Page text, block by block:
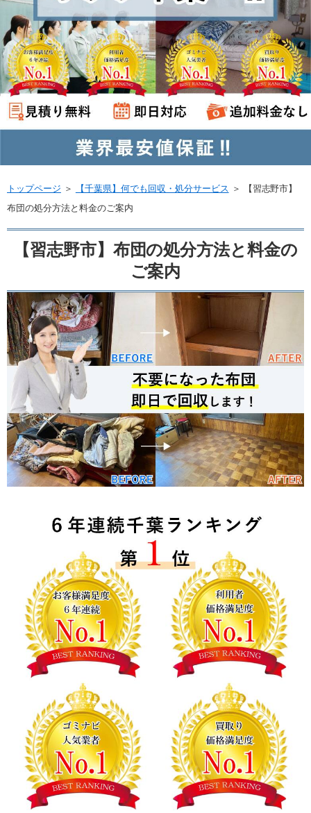
トップページ ＞ 【千葉県】何でも回収・処分サービス ＞
【習志野市】
布団の処分方法と料金のご案内
【習志野市】布団の処分方法と料金の
ご案内